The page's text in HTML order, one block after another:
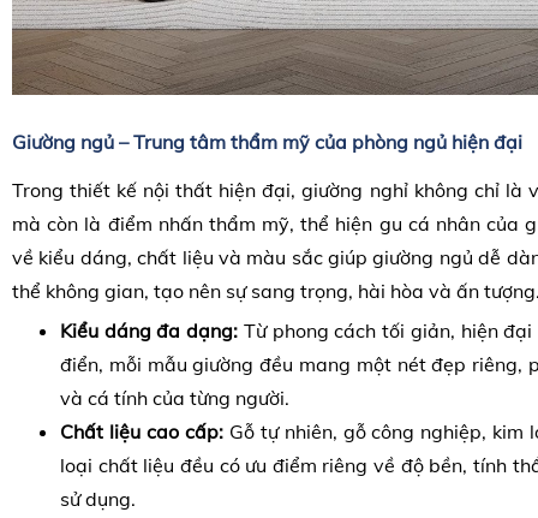
Giường ngủ – Trung tâm thẩm mỹ của phòng ngủ hiện đại
Trong thiết kế nội thất hiện đại, giường nghỉ không chỉ là
mà còn là điểm nhấn thẩm mỹ, thể hiện gu cá nhân của
về kiểu dáng, chất liệu và màu sắc giúp giường ngủ dễ
thể không gian, tạo nên sự sang trọng, hài hòa và ấn
Kiểu dáng đa dạng: Từ phong cách tối giản, hiện
điển, mỗi mẫu giường đều mang một nét đẹp riêng,
và cá tính của từng người.
Chất liệu cao cấp:Gỗ tự nhiên, gỗ công nghiệp, kim
loại chất liệu đều có ưu điểm riêng về độ bền, tính
sử dụng.